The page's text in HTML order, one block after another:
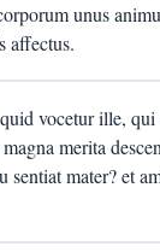
unus
affectus.
vocetur ille, qui
merita
sentiat mater? et